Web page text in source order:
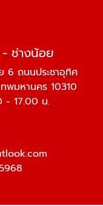
ช่างน้อย
6 ถนนประชาอุทิศ
พมหานคร 10310
- 17.00 น.